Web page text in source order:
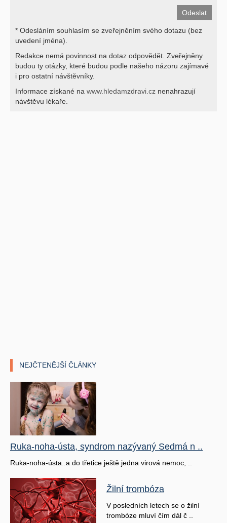
* Odesláním souhlasím se zveřejněním svého dotazu (bez
uvedení jména).
Redakce nemá povinnost na dotaz odpovědět. Zveřejněny
budou ty otázky, které budou podle našeho názoru zajímavé
i pro ostatní návštěvníky.
Informace získané na www.hledamzdravi.cz nenahrazují
návštěvu lékaře.
NEJČTENĚJŠÍ ČLÁNKY
Ruka-noha-ústa, syndrom nazývaný Sedmá n ..
Ruka-noha-ústa..a do třetice ještě jedna virová nemoc, ..
Žilní trombóza
V posledních letech se o žilní
trombóze mluví čím dál č ..